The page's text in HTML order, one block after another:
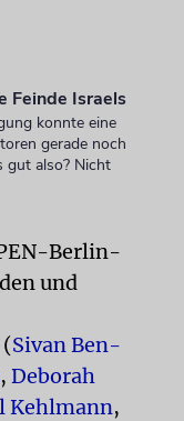
Feinde Israels
konnte eine
gerade noch
gut also? Nicht
Berlin-
und
Sivan Ben-
, Deborah
Kehlmann,